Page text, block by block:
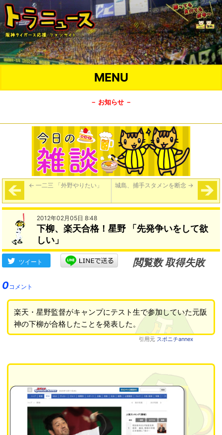
MENU
－ お知らせ －
← 一二三 「外野やりたい」 城島、捕手スタメンを断念 →
2012年02月05日 8:48
下柳、楽天合格！星野 「先発争いをして欲
しい」
ツイート
閲覧数 取得失敗
0コメント
楽天・星野監督がキャンプにテスト生で参加していた元阪
神の下柳が合格したことを発表した。
引用元 スポニチannex